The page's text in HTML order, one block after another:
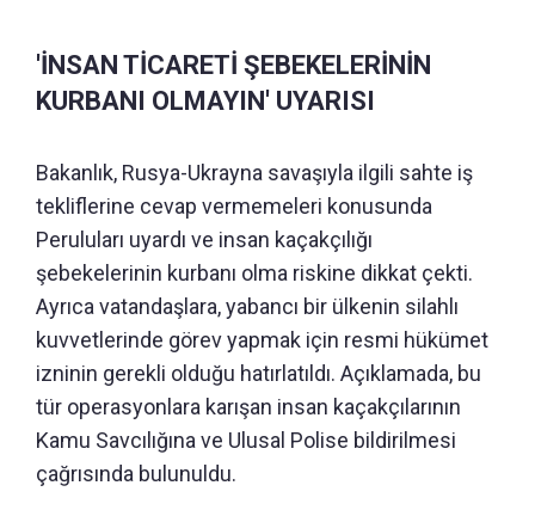
'İNSAN TİCARETİ ŞEBEKELERİNİN
KURBANI OLMAYIN' UYARISI
Bakanlık, Rusya-Ukrayna savaşıyla ilgili sahte iş
tekliflerine cevap vermemeleri konusunda
Peruluları uyardı ve insan kaçakçılığı
şebekelerinin kurbanı olma riskine dikkat çekti.
Ayrıca vatandaşlara, yabancı bir ülkenin silahlı
kuvvetlerinde görev yapmak için resmi hükümet
izninin gerekli olduğu hatırlatıldı. Açıklamada, bu
tür operasyonlara karışan insan kaçakçılarının
Kamu Savcılığına ve Ulusal Polise bildirilmesi
çağrısında bulunuldu.